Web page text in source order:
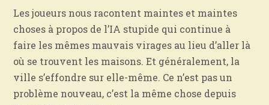
Les joueurs nous racontent maintes et maintes
choses à propos de l’IA stupide qui continue à
faire les mêmes mauvais virages au lieu d’aller là
où se trouvent les maisons.Et généralement, la
ville s’effondre sur elle-même. Ce n’est pas un
problème nouveau, c’est la même chose depuis